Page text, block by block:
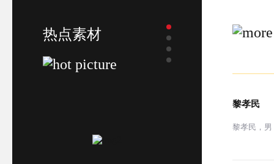
热点素材
黎孝民
黎孝民，